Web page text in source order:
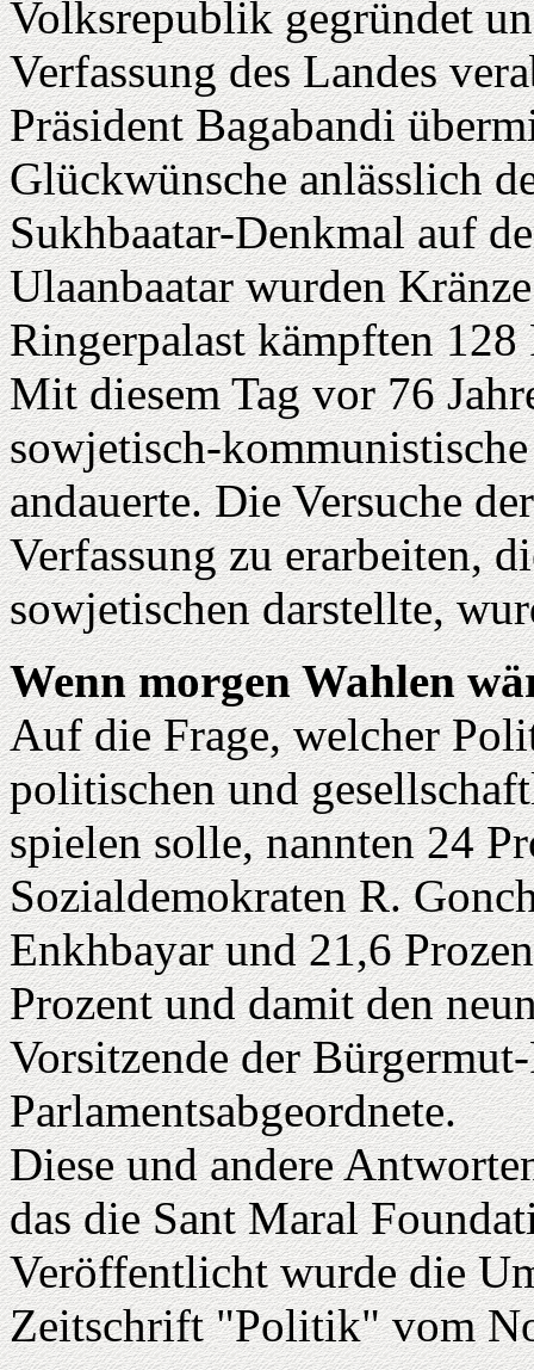
Volksrepublik gegründet
Verfassung des Landes
Präsident Bagabandi
Glückwünsche anlässlich
Sukhbaatar-Denkmal auf
Ulaanbaatar wurden
Ringerpalast kämpften
Mit diesem Tag vor 76
sowjetisch-
andauerte. Die Versuche
Verfassung zu erarbeiten,
sowjetischen darstellte,
Wenn morgen Wahlen
Auf die Frage, welcher
politischen und
spielen solle, nannten 24
Sozialdemokraten R.
Enkhbayar und 21,6
Prozent und damit den
Vorsitzende der
Parlamentsabgeordnete.
Diese und andere
das die Sant Maral
Veröffentlicht wurde die
Zeitschrift "Politik" vom